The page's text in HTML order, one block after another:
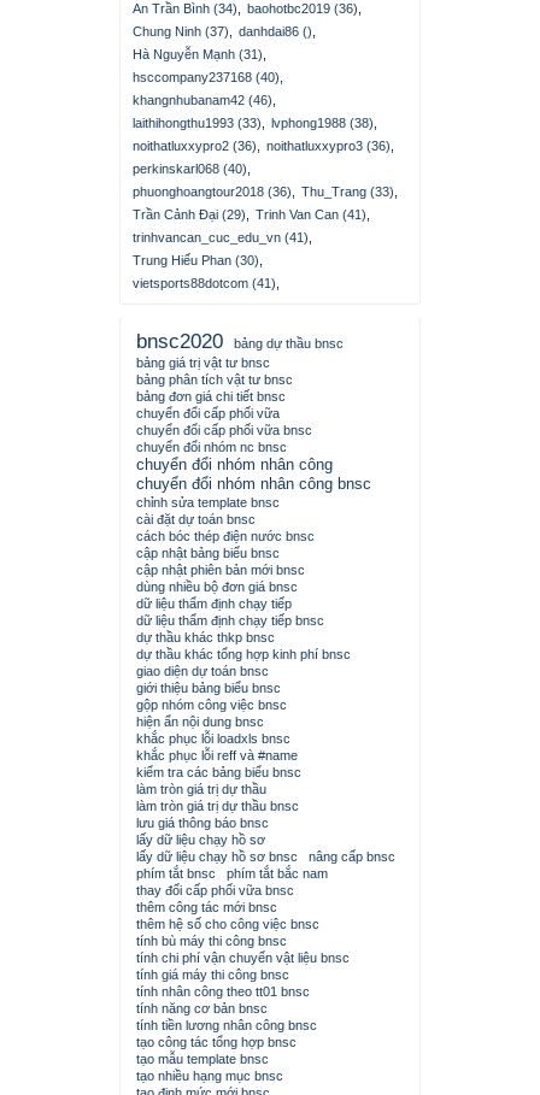
An Trần Bình (34)
baohotbc2019 (36)
Chung Ninh (37)
danhdai86 ()
Hà Nguyễn Mạnh (31)
hsccompany237168 (40)
khangnhubanam42 (46)
laithihongthu1993 (33)
lvphong1988 (38)
noithatluxxypro2 (36)
noithatluxxypro3 (36)
perkinskarl068 (40)
phuonghoangtour2018 (36)
Thu_Trang (33)
Trần Cảnh Đại (29)
Trinh Van Can (41)
trinhvancan_cuc_edu_vn (41)
Trung Hiếu Phan (30)
vietsports88dotcom (41)
bnsc2020
bảng dự thầu bnsc
bảng giá trị vật tư bnsc
bảng phân tích vật tư bnsc
bảng đơn giá chi tiết bnsc
chuyển đổi cấp phối vữa
chuyển đổi cấp phối vữa bnsc
chuyển đổi nhóm nc bnsc
chuyển đổi nhóm nhân công
chuyển đổi nhóm nhân công bnsc
chỉnh sửa template bnsc
cài đặt dự toán bnsc
cách bóc thép điện nước bnsc
cập nhật bảng biểu bnsc
cập nhật phiên bản mới bnsc
dùng nhiều bộ đơn giá bnsc
dữ liệu thẩm định chạy tiếp
dữ liệu thẩm định chạy tiếp bnsc
dự thầu khác thkp bnsc
dự thầu khác tổng hợp kinh phí bnsc
giao diện dự toán bnsc
giới thiệu bảng biểu bnsc
gộp nhóm công việc bnsc
hiện ẩn nội dung bnsc
khắc phục lỗi loadxls bnsc
khắc phục lỗi reff và #name
kiểm tra các bảng biểu bnsc
làm tròn giá trị dự thầu
làm tròn giá trị dự thầu bnsc
lưu giá thông báo bnsc
lấy dữ liệu chạy hồ sơ
lấy dữ liệu chạy hồ sơ bnsc
nâng cấp bnsc
phím tắt bnsc
phím tắt bắc nam
thay đổi cấp phối vữa bnsc
thêm công tác mới bnsc
thêm hệ số cho công việc bnsc
tính bù máy thi công bnsc
tính chi phí vận chuyển vật liệu bnsc
tính giá máy thi công bnsc
tính nhân công theo tt01 bnsc
tính năng cơ bản bnsc
tính tiền lương nhân công bnsc
tạo công tác tổng hợp bnsc
tạo mẫu template bnsc
tạo nhiều hạng mục bnsc